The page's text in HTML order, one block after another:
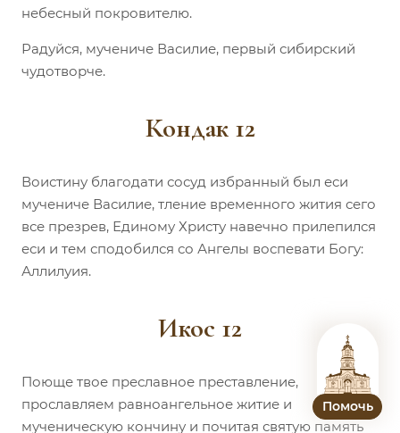
небесный покровителю.
Радуйся, мучениче Василие, первый сибирский
чудотворче.
Кондак 12
Воистину благодати сосуд избранный был еси
мучениче Василие, тление временного жития сего
все презрев, Единому Христу навечно прилепился
еси и тем сподобился со Ангелы воспевати Богу:
Аллилуия.
Икос 12
Поюще твое преславное преставление,
прославляем равноангельное житие и
мученическую кончину и почитая святую память
Помочь